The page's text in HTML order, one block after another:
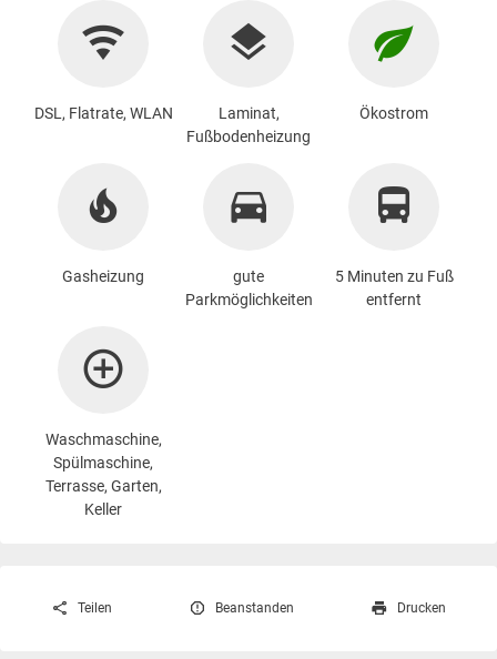
DSL, Flatrate, WLAN
Laminat,
Fußbodenheizung
Ökostrom
Gasheizung
gute
Parkmöglichkeiten
5 Minuten zu Fuß
entfernt
Waschmaschine,
Spülmaschine,
Terrasse, Garten,
Keller
Teilen Beanstanden Drucken